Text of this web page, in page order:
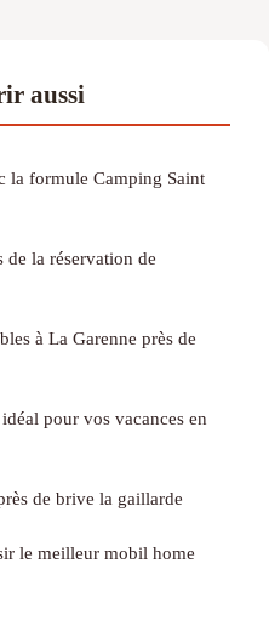
aussi
la formule Camping Saint
de la réservation de
à La Garenne près de
pour vos vacances en
de brive la gaillarde
le meilleur mobil home